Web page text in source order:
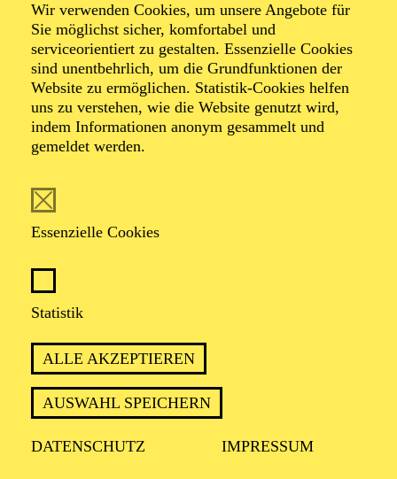
Wir verwenden Cookies, um unsere Angebote für
Sie möglichst sicher, komfortabel und
serviceorientiert zu gestalten. Essenzielle Cookies
sind unentbehrlich, um die Grundfunktionen der
Website zu ermöglichen. Statistik-Cookies helfen
uns zu verstehen, wie die Website genutzt wird,
indem Informationen anonym gesammelt und
gemeldet werden.
Essenzielle Cookies
Statistik
ALLE AKZEPTIEREN
AUSWAHL SPEICHERN
DATENSCHUTZ IMPRESSUM
Öffentliche
Theater­führung
Zweistündiger öffentlicher Rundgang durch das Aalto-
ca. 2 Stunden